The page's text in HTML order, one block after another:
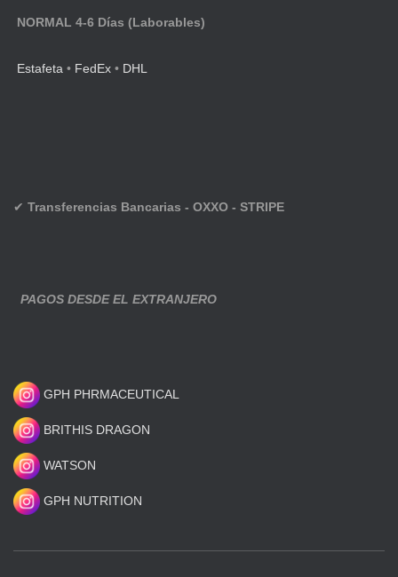
NORMAL 4-6 Días (Laborables)
Estafeta • FedEx • DHL
✔ Transferencias Bancarias - OXXO - STRIPE
PAGOS DESDE EL EXTRANJERO
GPH PHRMACEUTICAL
BRITHIS DRAGON
WATSON
GPH NUTRITION